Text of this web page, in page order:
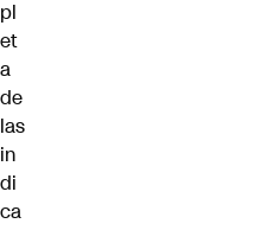
pl
et
a
de
las
in
di
ca